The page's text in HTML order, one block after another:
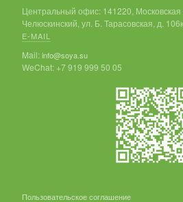
Центральный офис: 141220, Московская
Челюскинский, ул. Б. Тарасовская, д.
E-MAIL
Mail:info@soya.su
WeChat: +7 919 999 50 05
Пользовательское соглашение